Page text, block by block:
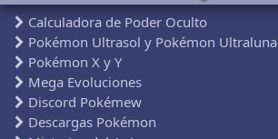
Calculadora de Poder Oculto
Pokémon Ultrasol y Pokémon Ultraluna
Pokémon X y Y
Mega Evoluciones
Discord Pokémew
Descargas Pokémon